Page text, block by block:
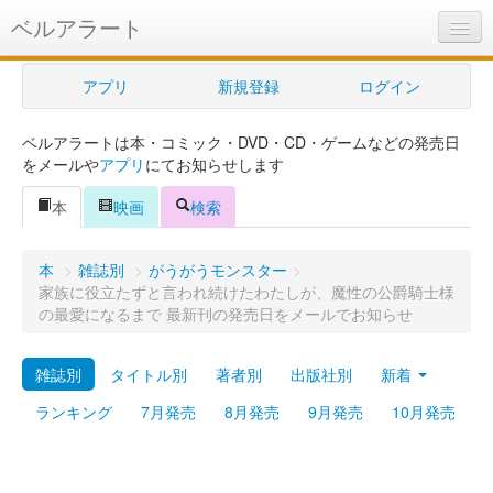
ベルアラート
ベルアラートとは
ヘルプ
新規登録
ログイン
購入管理
プレミアム
アプリ 新規登録 ログイン
ベルアラートは本・コミック・DVD・CD・ゲームなどの発売日
をメールやアプリ にてお知らせします
本
映画 検索
本 > 雑誌別 > がうがうモンスター >
家族に役立たずと言われ続けたわたしが、魔性の公爵騎士様
の最愛になるまで 最新刊の発売日をメールでお知らせ
雑誌別 タイトル別 著者別 出版社別
新着
ランキング
7月発売 8月発売 9月発売 10月発売